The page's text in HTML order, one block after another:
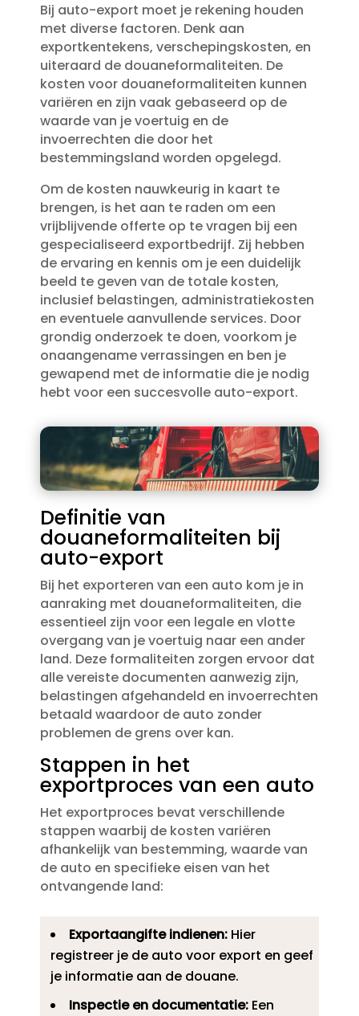
Bij auto-export moet je rekening houden
met diverse factoren.​ Denk aan
exportkentekens, verschepingskosten, en
uiteraard de douaneformaliteiten.​ De
kosten voor douaneformaliteiten kunnen
variëren en zijn vaak gebaseerd op de
waarde van je voertuig en de
invoerrechten die door het
bestemmingsland worden opgelegd.​
Om de kosten nauwkeurig in kaart te
brengen, is het aan te raden om een
vrijblijvende offerte op te vragen bij een
gespecialiseerd exportbedrijf.​ Zij hebben
de ervaring en kennis om je een duidelijk
beeld te geven van de totale kosten,
inclusief belastingen, administratiekosten
en eventuele aanvullende services.​ Door
grondig onderzoek te doen, voorkom je
onaangename verrassingen en ben je
gewapend met de informatie die je nodig
hebt voor een succesvolle auto-export.​
Definitie van
douaneformaliteiten bij
auto-export
Bij het exporteren van een auto kom je in
aanraking met douaneformaliteiten, die
essentieel zijn voor een legale en vlotte
overgang van je voertuig naar een ander
land.​ Deze formaliteiten zorgen ervoor dat
alle vereiste documenten aanwezig zijn,
belastingen afgehandeld en invoerrechten
betaald waardoor de auto zonder
problemen de grens over kan.​
Stappen in het
exportproces van een auto
Het exportproces bevat verschillende
stappen waarbij de kosten variëren
afhankelijk van bestemming, waarde van
de auto en specifieke eisen van het
ontvangende land:
Exportaangifte indienen:Hier
registreer je de auto voor export en geef
je informatie aan de douane.​
Inspectie en documentatie:Een